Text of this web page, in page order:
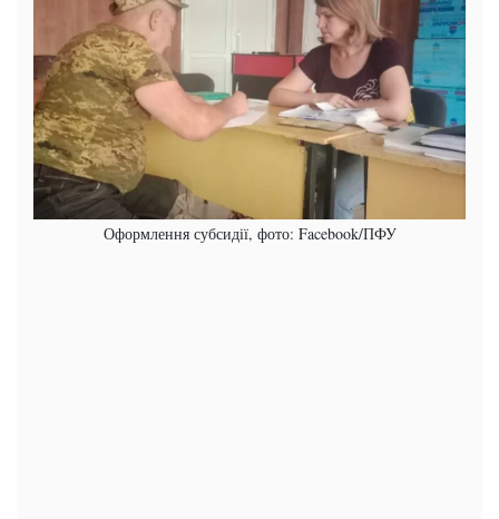
Оформлення субсидії, фото: Facebook/ПФУ